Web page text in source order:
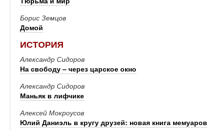
Борис Земцов
Домой
ИСТОРИЯ
Александр Сидоров
На свободу – через царское окно
Александр Сидоров
Маньяк в лифчике
Алексей Мокроусов
Юлий Даниэль в кругу друзей: новая книга мемуаров